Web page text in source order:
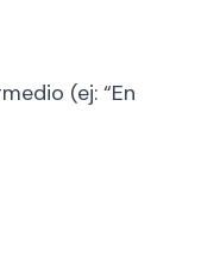
(ej: “En